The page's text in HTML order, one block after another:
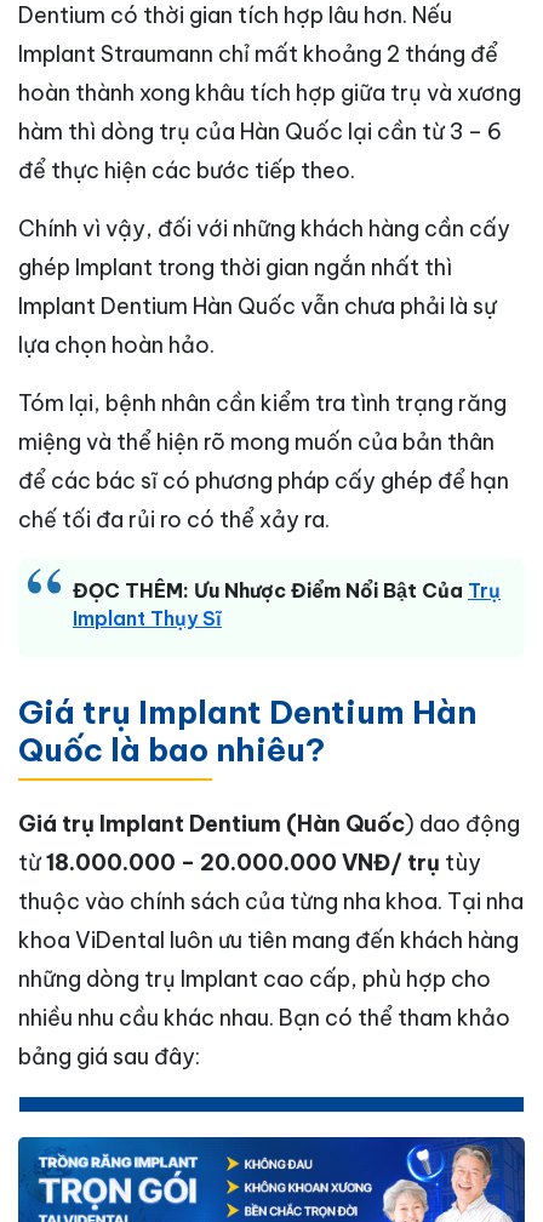
Dentium có thời gian tích hợp lâu hơn. Nếu
Implant Straumann chỉ mất khoảng 2 tháng để
hoàn thành xong khâu tích hợp giữa trụ và xương
hàm thì dòng trụ của Hàn Quốc lại cần từ 3 – 6
để thực hiện các bước tiếp theo.
Chính vì vậy, đối với những khách hàng cần cấy
ghép Implant trong thời gian ngắn nhất thì
Implant Dentium Hàn Quốc vẫn chưa phải là sự
lựa chọn hoàn hảo.
Tóm lại, bệnh nhân cần kiểm tra tình trạng răng
miệng và thể hiện rõ mong muốn của bản thân
để các bác sĩ có phương pháp cấy ghép để hạn
chế tối đa rủi ro có thể xảy ra.
ĐỌC THÊM: Ưu Nhược Điểm Nổi Bật Của Trụ
Implant Thụy Sĩ
Giá trụ Implant Dentium Hàn
Quốc là bao nhiêu?
Giá trụ Implant Dentium (Hàn Quốc) dao động
từ18.000.000 – 20.000.000 VNĐ/ trụ tùy
thuộc vào chính sách của từng nha khoa. Tại nha
khoa ViDental luôn ưu tiên mang đến khách hàng
những dòng trụ Implant cao cấp, phù hợp cho
nhiều nhu cầu khác nhau. Bạn có thể tham khảo
bảng giá sau đây: